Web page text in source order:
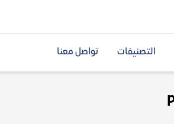
التصنيفات تواصل معنا